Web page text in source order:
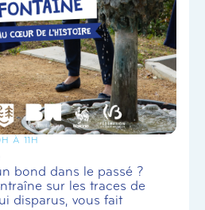
À 11H
bond dans le passé ?
sur les traces de
disparus, vous fait